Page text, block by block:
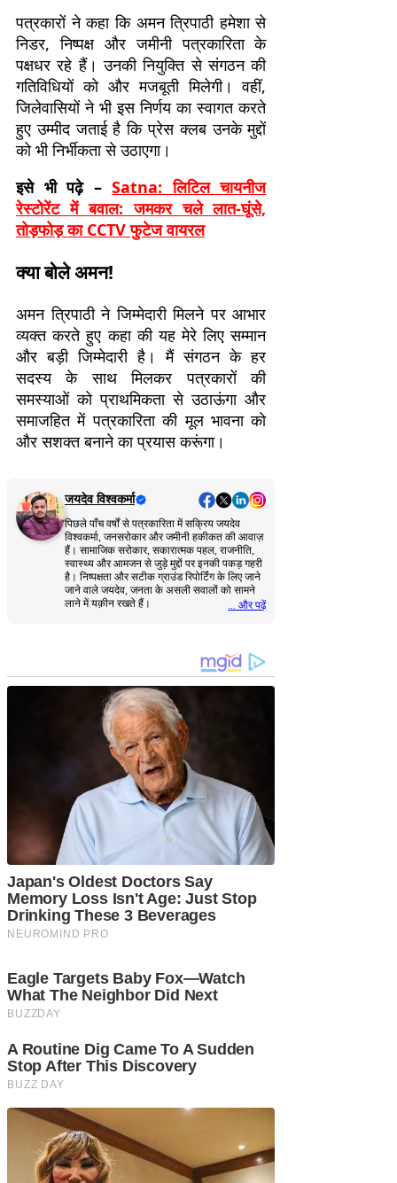
पत्रकारों ने कहा कि अमन त्रिपाठी हमेशा से
निडर, निष्पक्ष और जमीनी पत्रकारिता के
पक्षधर रहे हैं। उनकी नियुक्ति से संगठन की
गतिविधियों को और मजबूती मिलेगी। वहीं,
जिलेवासियों ने भी इस निर्णय का स्वागत करते
हुए उम्मीद जताई है कि प्रेस क्लब उनके मुद्दों
को भी निर्भीकता से उठाएगा।
इसे भी पढ़े –Satna: लिटिल चायनीज
रेस्टोरेंट में बवाल: जमकर चले लात-घूंसे,
तोड़फोड़ का CCTV फुटेज वायरल
क्या बोले अमन!
अमन त्रिपाठी ने जिम्मेदारी मिलने पर आभार
व्यक्त करते हुए कहा की यह मेरे लिए सम्मान
और बड़ी जिम्मेदारी है। मैं संगठन के हर
सदस्य के साथ मिलकर पत्रकारों की
समस्याओं को प्राथमिकता से उठाऊंगा और
समाजहित में पत्रकारिता की मूल भावना को
और सशक्त बनाने का प्रयास करूंगा।
जयदेव विश्वकर्मा
पिछले पाँच वर्षों से पत्रकारिता में सक्रिय जयदेव
विश्वकर्मा, जनसरोकार और जमीनी हकीकत की आवाज़
हैं। सामाजिक सरोकार, सकारात्मक पहल, राजनीति,
स्वास्थ्य और आमजन से जुड़े मुद्दों पर इनकी पकड़ गहरी
है। निष्पक्षता और सटीक ग्राउंड रिपोर्टिंग के लिए जाने
जाने वाले जयदेव, जनता के असली सवालों को सामने
लाने में यक़ीन रखते हैं।
... और पढ़ें